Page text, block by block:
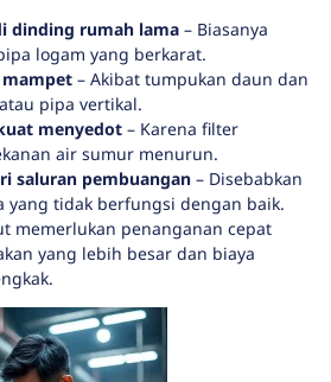
dinding rumah lama – Biasanya
logam yang berkarat.
– Akibat tumpukan daun dan
pipa vertikal.
menyedot – Karena filter
air sumur menurun.
saluran pembuangan – Disebabkan
yang tidak berfungsi dengan baik.
memerlukan penanganan cepat
yang lebih besar dan biaya